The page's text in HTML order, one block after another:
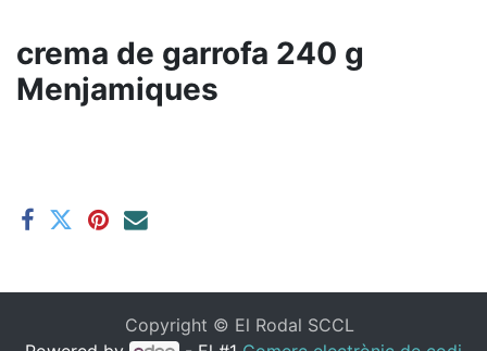
crema de garrofa 240 g
Menjamiques
Copyright © El Rodal SCCL